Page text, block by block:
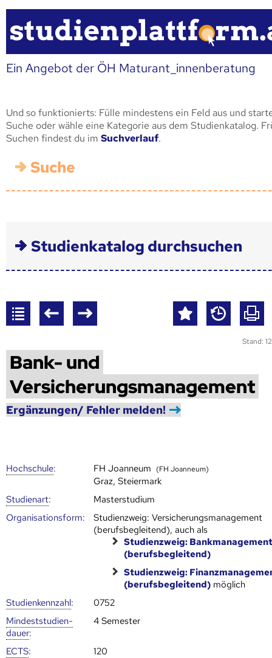
Ein Angebot der ÖH Maturant_innenberatung
Und so funktionierts: Fülle mindestens ein Feld aus und
Suche oder wähle eine Kategorie aus dem Studienkatalog.
Suchen findest du im Suchverlauf.
Suche
Studienkatalog durchsuchen
Stand:
Bank- und
Versicherungsmanagement
Ergänzungen/ Fehler melden!
Hoch­schule: FH Joanneum (FH Joanneum)
Graz, Steiermark
Studienart:
Masterstudium
Organisationsform:
Studienzweig: Versicherungsmanagement
(berufsbegleitend), auch als
Studienzweig:
(berufsbegleitend)
Studienzweig:
(berufsbegleitend) möglich
Studien­kenn­zahl:
0752
Mindest­studien­
dauer:
4 Semester
ECTS:
120